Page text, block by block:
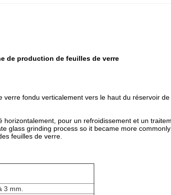
de production de feuilles de verre
fondu verticalement vers le haut du réservoir
pour un refroidissement et un
glass grinding process so it became more
feuilles de verre.
3 mm.